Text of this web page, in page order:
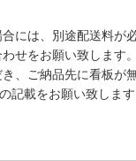
には、別途配送料が
せをお願い致します。
、ご納品先に看板が
記載をお願い致します